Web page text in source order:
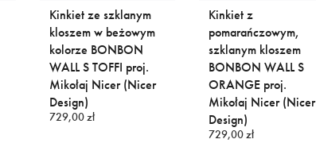
Kinkiet ze szklanym
kloszem w beżowym
kolorze BONBON
WALL S TOFFI proj.
Mikołaj Nicer (Nicer
Design)
729,00 zł
Kinkiet z
pomarańczowym,
szklanym kloszem
BONBON WALL S
ORANGE proj.
Mikołaj Nicer (Nicer
Design)
729,00 zł